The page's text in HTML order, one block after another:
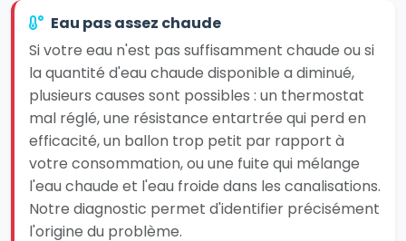
Eau pas assez chaude
Si votre eau n'est pas suffisamment chaude ou si
la quantité d'eau chaude disponible a diminué,
plusieurs causes sont possibles : un thermostat
mal réglé, une résistance entartrée qui perd en
efficacité, un ballon trop petit par rapport à
votre consommation, ou une fuite qui mélange
l'eau chaude et l'eau froide dans les canalisations.
Notre diagnostic permet d'identifier précisément
l'origine du problème.